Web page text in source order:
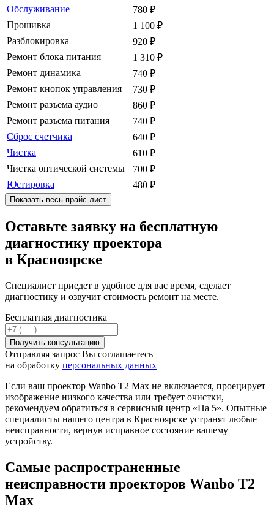
Обслуживание
780 ₽
Прошивка
1 100 ₽
Разблокировка
920 ₽
Ремонт блока питания
1 310 ₽
Ремонт динамика
740 ₽
Ремонт кнопок управления
730 ₽
Ремонт разъема аудио
860 ₽
Ремонт разъема питания
740 ₽
Сброс счетчика
640 ₽
Чистка
610 ₽
Чистка оптической системы
700 ₽
Юстировка
480 ₽
Показать весь прайс-лист
Оставьте заявку на бесплатную
диагностику проектора
в Красноярске
Специалист приедет в удобное для вас время, сделает
диагностику и озвучит стоимость ремонт на месте.
Бесплатная диагностика
Отправляя запрос Вы соглашаетесь
на обработку персональных данных
Если ваш проектор Wanbo T2 Max не включается, проецирует
изображение низкого качества или требует очистки,
рекомендуем обратиться в сервисный центр «На 5». Опытные
специалисты нашего центра в Красноярске устранят любые
неисправности, вернув исправное состояние вашему
устройству.
Самые распространенные
неисправности проекторов Wanbo T2
Max